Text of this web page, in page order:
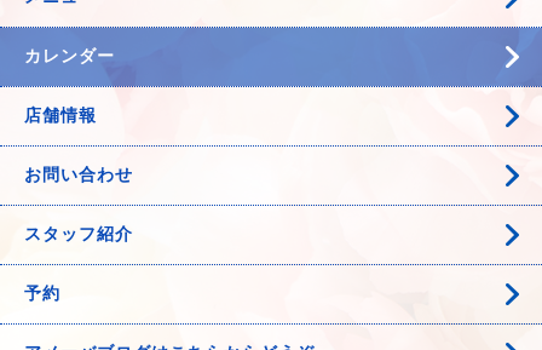
カレンダー
店舗情報
お問い合わせ
スタッフ紹介
予約